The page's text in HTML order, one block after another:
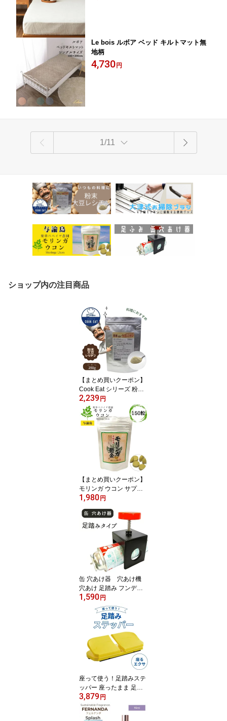
Le bois ルボア ベッド キルトマット無
地柄
4,730円
1/11
ショップ内の注目商品
【まとめ買いクーポン】
Cook Eat シリーズ 粉末
大豆レシチン 250g クッ
クイート レシピ 【10％
対象】
2,239円
【まとめ買いクーポン】
モリンガ ウコン サプリ
与論島 薬草パパイヤ農園
モリンガ鬱金 150粒 【1
0％対象】
1,980円
缶 穴あけ器 穴あけ機
穴あけ 足踏み フンデヌ
ーク
1,590円
座って使う！足踏みステ
ッパー 座ったまま 足踏
み 足ふみ 足ぶみ マシン
器具 健康器具 高齢者 静
音 エクササイズ
3,879円